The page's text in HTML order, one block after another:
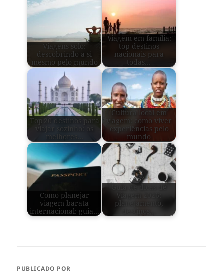
Viagens solo:
descobrindo a si
mesmo pelo mundo
Viagem em família:
top destinos
nacionais para
todas…
Top 20 destinos para
viajar sozinho: os
melhores…
Cultura local em
viagem: como viver
experiências pelo
mundo
Como planejar
viagem barata
internacional: guia…
Viagem 2026:
planejamento,
PUBLICADO POR